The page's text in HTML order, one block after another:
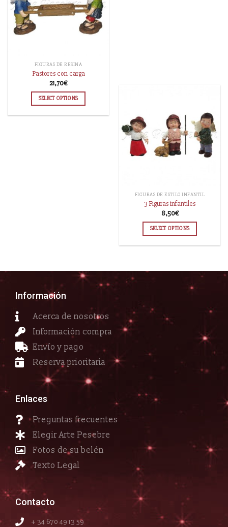
FIGURAS DE RESINA
Pastores con carga
21,70€
SELECT OPTIONS
FIGURAS DE ESTILO INFANTIL
3 Figuras infantiles
8,50€
SELECT OPTIONS
Información
Acerca de nosotros
Información compra
Envío y pago
Reserva prioritaria
Enlaces
Preguntas frecuentes
Elegir Arte Pesebre
Fotos de su belén
Texto Legal
Contacto
+ 34 670 49 13 59